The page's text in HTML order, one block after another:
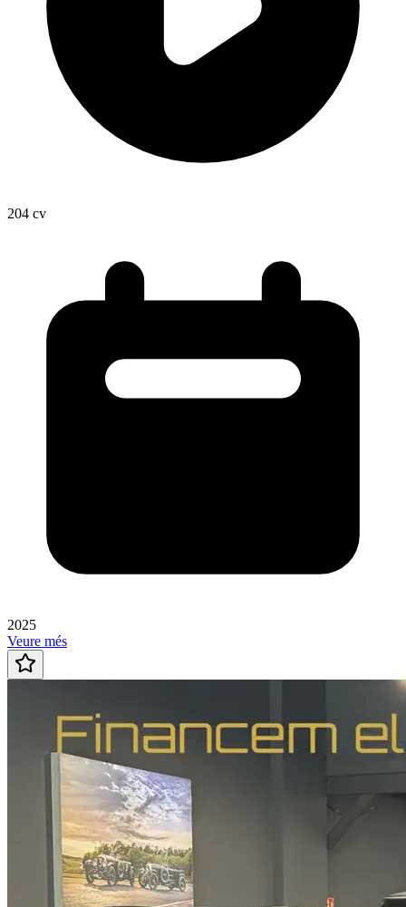
204 cv
2025
Veure més